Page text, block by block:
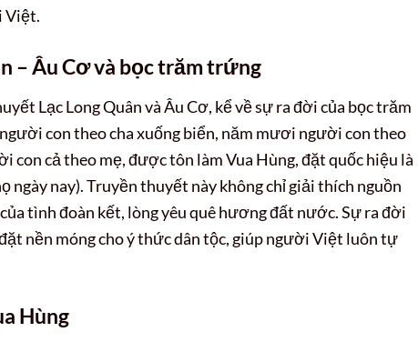
Việt.
– Âu Cơ và bọc trăm trứng
Lạc Long Quân và Âu Cơ, kể về sự ra đời của bọc trăm
con theo cha xuống biển, năm mươi người con theo
con cả theo mẹ, được tôn làm Vua Hùng, đặt quốc hiệu là
ngày nay). Truyền thuyết này không chỉ giải thích nguồn
tình đoàn kết, lòng yêu quê hương đất nước. Sự ra đời
nền móng cho ý thức dân tộc, giúp người Việt luôn tự
Hùng